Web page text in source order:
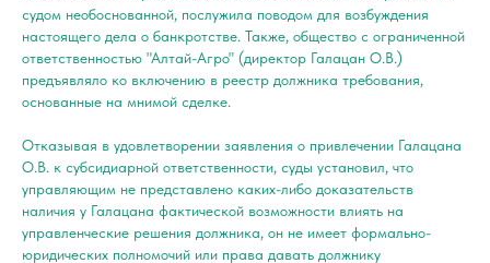
судом необоснованной, послужила поводом для возбуждения
настоящего дела о банкротстве. Также, общество с ограниченной
ответственностью "Алтай-Агро" (директор Галацан О.В.)
предъявляло ко включению в реестр должника требования,
основанные на мнимой сделке.
Отказывая в удовлетворении заявления о привлечении Галацана
О.В. к субсидиарной ответственности, суды установил, что
управляющим не представлено каких-либо доказательств
наличия у Галацана фактической возможности влиять на
управленческие решения должника, он не имеет формально-
юридических полномочий или права давать должнику